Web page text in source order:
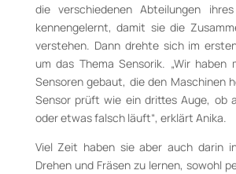
die verschiedenen Abteilungen
kennengelernt, damit sie die
verstehen. Dann drehte sich im
um das Thema Sensorik. „Wir haben
Sensoren gebaut, die den Maschinen
Sensor prüft wie ein drittes Auge, ob
oder etwas falsch läuft“, erklärt Anika.
Viel Zeit haben sie aber auch darin
Drehen und Fräsen zu lernen, sowohl